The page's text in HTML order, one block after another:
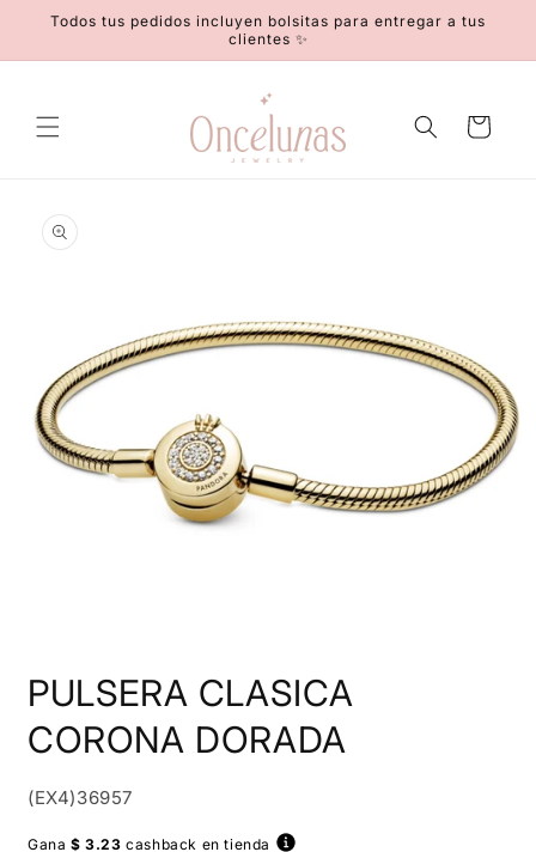
directamente
Todos tus pedidos incluyen bolsitas para entregar a tus
clientes ✨
Carrito
información
multimedia
1
en
una
ventana
PULSERA CLASICA
CORONA DORADA
SKU:
(EX4)36957
Gana $ 3.23 cashback en tienda